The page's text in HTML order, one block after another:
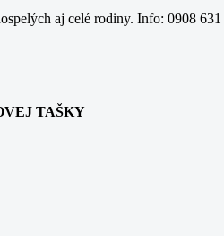
aj celé rodiny. Info: 0908 631
TAŠKY